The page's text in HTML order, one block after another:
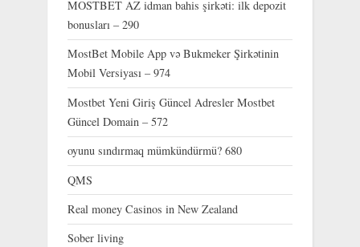
MOSTBET AZ idman bahis şirkəti: ilk depozit
bonusları – 290
MostBet Mobile App və Bukmeker Şirkətinin
Mobil Versiyası – 974
Mostbet Yeni Giriş Güncel Adresler Mostbet
Güncel Domain – 572
oyunu sındırmaq mümkündürmü? 680
QMS
Real money Casinos in New Zealand
Sober living